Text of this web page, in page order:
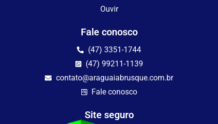
Ouvir
Fale conosco
(47) 3351-1744
(47) 99211-1139
contato@araguaiabrusque.com.br
Fale conosco
Site seguro